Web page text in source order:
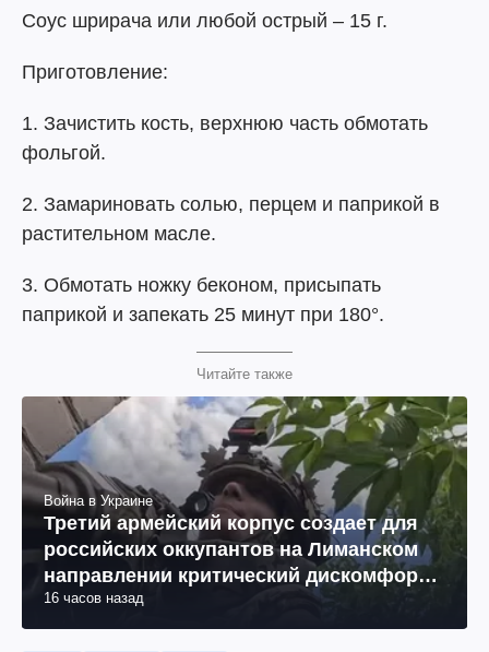
Соус шрирача или любой острый – 15 г.
Приготовление:
1. Зачистить кость, верхнюю часть обмотать
фольгой.
2. Замариновать солью, перцем и паприкой в
растительном масле.
3. Обмотать ножку беконом, присыпать
паприкой и запекать 25 минут при 180°.
Читайте также
Война в Украине
Третий армейский корпус создает для
российских оккупантов на Лиманском
направлении критический дискомфорт:
как это удалось
16 часов назад